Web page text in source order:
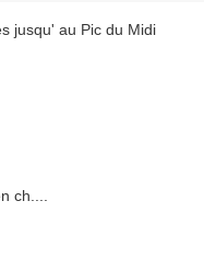
jusqu' au Pic du Midi
ch....